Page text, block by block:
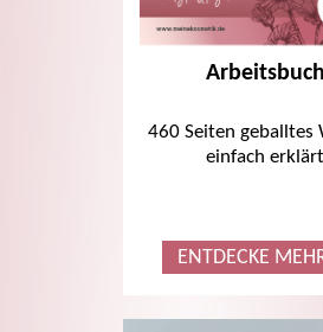
Arbeitsbuch
460 Seiten geballtes
einfach erklärt
ENTDECKE